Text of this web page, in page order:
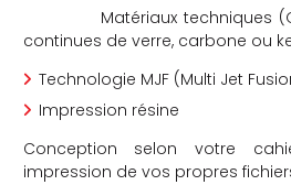
Matériaux techniques
continues de verre, carbone ou
Technologie MJF (Multi Jet
Impression résine
Conception selon votre
impression de vos propres